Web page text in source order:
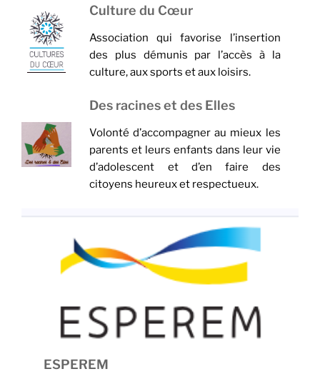
Culture du Cœur
Association qui favorise l’insertion
des plus démunis par l’accès à la
culture, aux sports et aux loisirs.
Des racines et des Elles
Volonté d’accompagner au mieux les
parents et leurs enfants dans leur vie
d’adolescent et d’en faire des
citoyens heureux et respectueux.
ESPEREM